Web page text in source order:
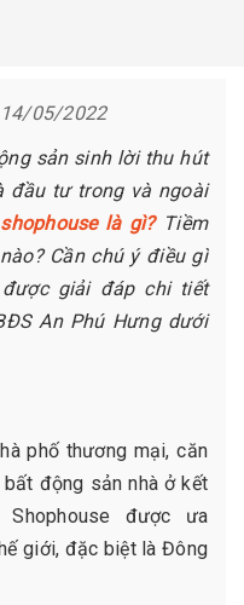
05/2022
sản sinh lời thu hút
đầu tư trong và ngoài
là gì?Tiềm
Cần chú ý điều gì
giải đáp chi tiết
An Phú Hưng dưới
phố thương mại, căn
động sản nhà ở kết
Shophouse được ưa
giới, đặc biệt là Đông